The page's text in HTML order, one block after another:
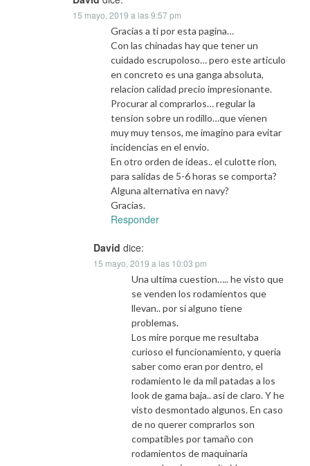
15 mayo, 2019 a las 9:57 pm
Gracias a ti por esta pagina…
Con las chinadas hay que tener un
cuidado escrupoloso… pero este articulo
en concreto es una ganga absoluta,
relacion calidad precio impresionante.
Procurar al comprarlos… regular la
tension sobre un rodillo…que vienen
muy muy tensos, me imagino para evitar
incidencias en el envio.
En otro orden de ideas.. el culotte rion,
para salidas de 5-6 horas se comporta?
Alguna alternativa en navy?
Gracias.
Responder
David dice:
15 mayo, 2019 a las 10:03 pm
Una ultima cuestion….. he visto que
se venden los rodamientos que
llevan.. por si alguno tiene
problemas.
Los mire porque me resultaba
curioso el funcionamiento, y queria
saber como eran por dentro, el
rodamiento le da mil patadas a los
look de gama baja.. asi de claro. Y he
visto desmontado algunos. En caso
de no querer comprarlos son
compatibles por tamaño con
rodamientos de maquinaria